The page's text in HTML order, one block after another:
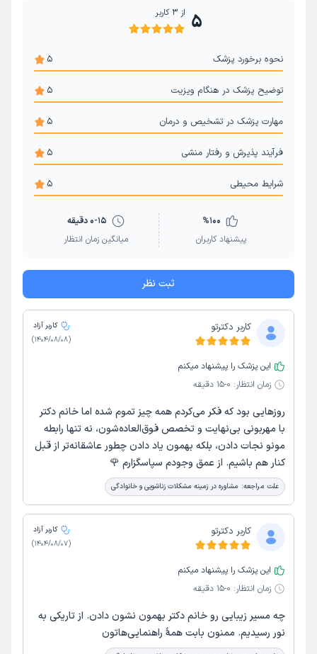
5 از 3 کاربر
نحوه برخورد پزشک 5
توضیح پزشک در هنگام ویزیت 5
مهارت پزشک در تشخیص و درمان 5
فرآیند پذیرش و رفتار منشی 5
شرایط محیطی 5
%100
پیشنهاد کاربران
0-15 دقیقه
میانگین زمان انتظار
ثبت نظر
کاربر دکترتو
کاربر آزاد
(
1404/08/08
)
این پزشک را پیشنهاد میکنم
زمان انتظار: 0-15 دقیقه
روزهایی بود که فکر می‌کردم همه چیز تموم شده اما خانم دکتر
با مهربونی بی‌نهایت و تخصص فوق‌العاده‌شون، نه تنها رابطه
مونو نجات دادن، بلکه بهمون یاد دادن چطور عاشقانه‌تر از قبل
کنار هم باشیم. از عمق وجودم سپاسگزارم 🌹
علت مراجعه: مشاوره در زمینه مشکلات زناشویی و خانوادگی
کاربر دکترتو
کاربر آزاد
(
1404/08/07
)
این پزشک را پیشنهاد میکنم
زمان انتظار: 0-15 دقیقه
چه مسیر زیبایی رو خانم دکتر بهمون نشون دادن. از تاریکی به
نور رسیدیم. ممنون بابت همهٔ راهنمایی‌هاتون